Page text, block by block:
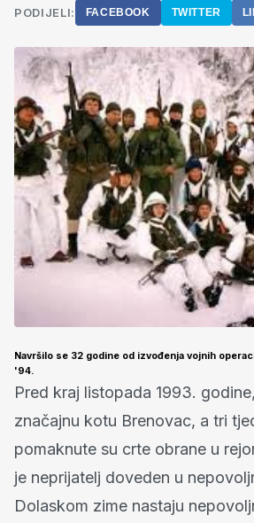
PODIJELI: FACEBOOK TWITTER
Navršilo se 32 godine od izvođenja vojnih
'94.
Pred kraj listopada 1993.
značajnu kotu Brenovac, a tri
pomaknute su crte obrane u
je neprijatelj doveden u
Dolaskom zime nastaju